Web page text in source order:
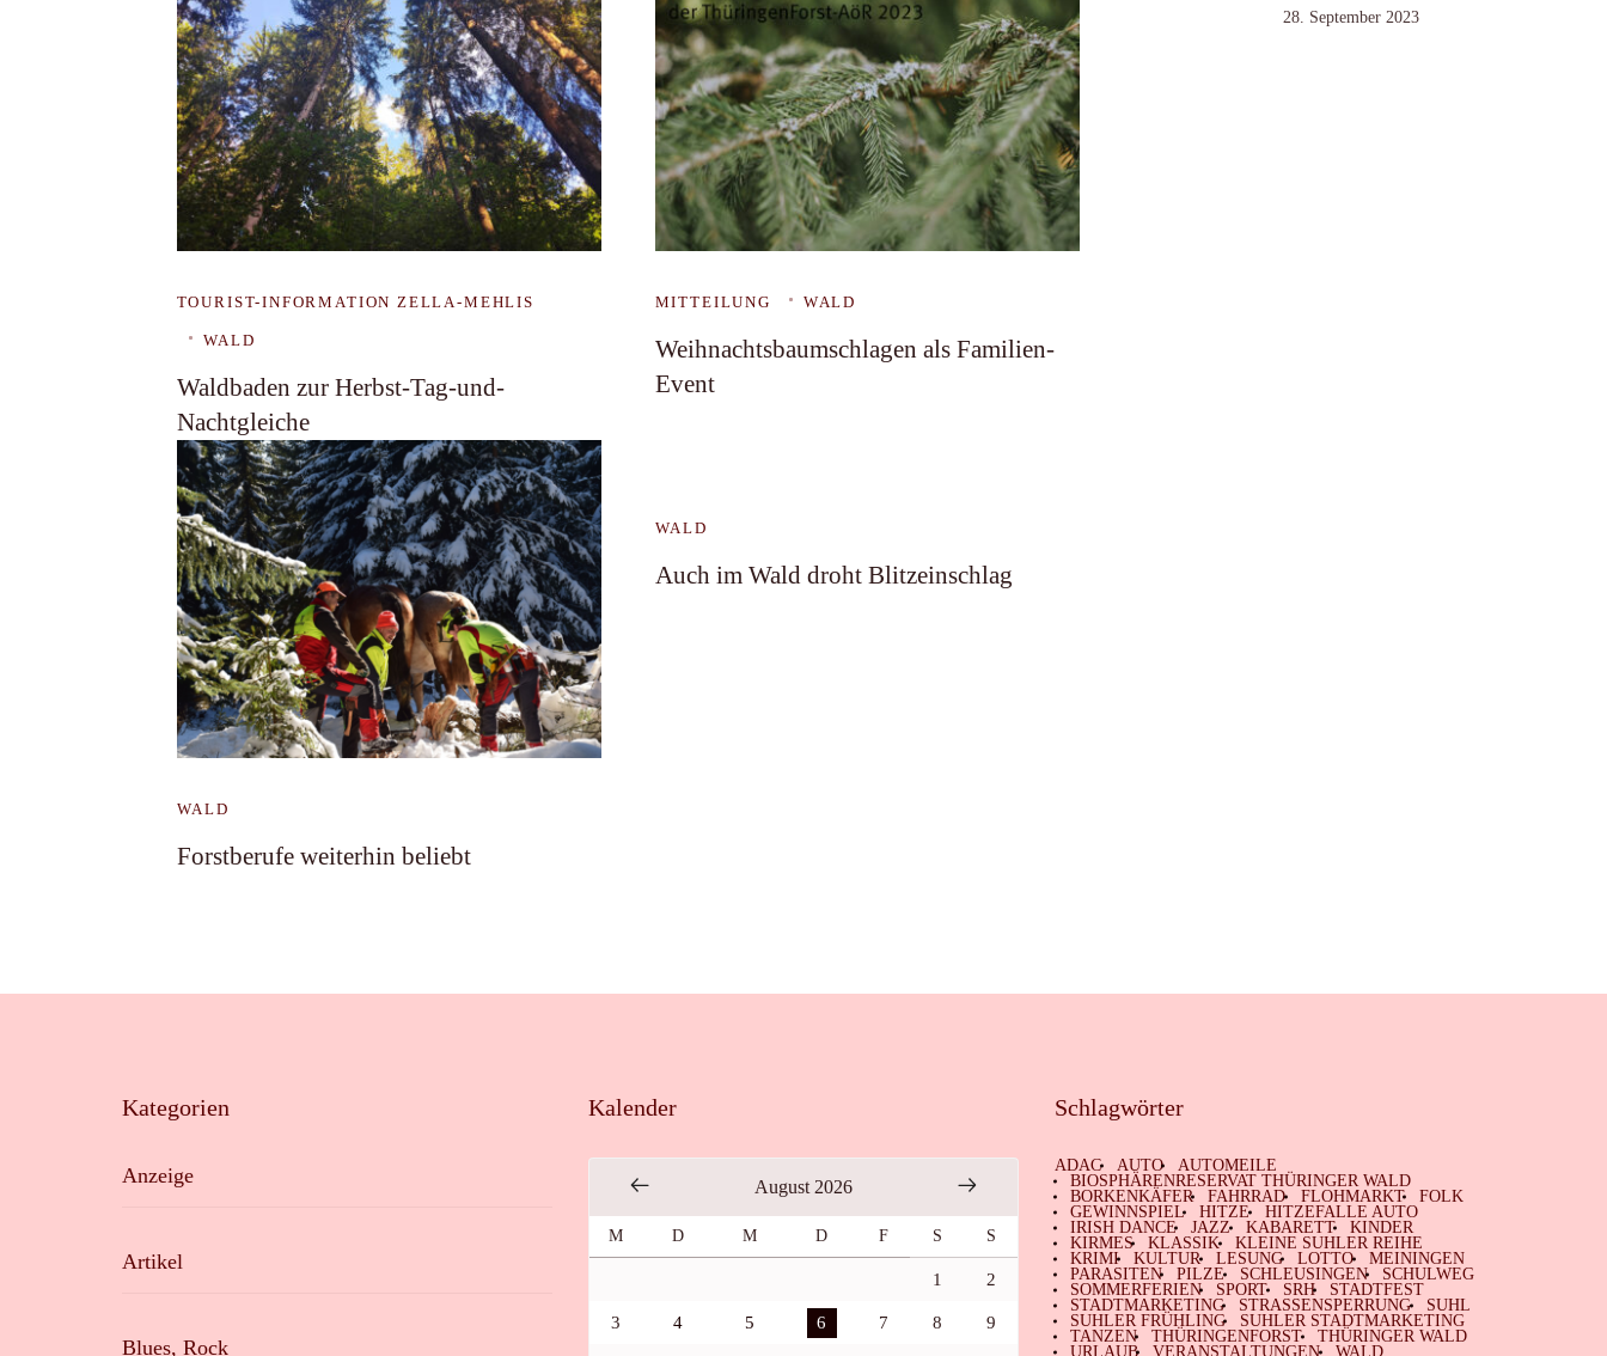
TOURIST-INFORMATION ZELLA-MEHLIS
WALD
Waldbaden zur Herbst-Tag-und-
Nachtgleiche
MITTEILUNG WALD
Weihnachtsbaumschlagen als Familien-
Event
WALD
Forstberufe weiterhin beliebt
WALD
Auch im Wald droht Blitzeinschlag
28. September 2023
Kategorien
Anzeige
Artikel
Blues, Rock
Kalender
August 2026
M D M D F S S
1 2
3 4 5 6 7 8 9
Schlagwörter
ADAC AUTO
AUTOMEILE
BIOSPHÄRENRESERVAT THÜRINGER WALD
BORKENKÄFER
FAHRRAD FLOHMARKT
FOLK
GEWINNSPIEL
HITZE
HITZEFALLE AUTO
IRISH DANCE
JAZZ KABARETT
KINDER
KIRMES
KLASSIK
KLEINE SUHLER REIHE
KRIMI
KULTUR LESUNG LOTTO
MEININGEN
PARASITEN
PILZE SCHLEUSINGEN
SCHULWEG
SOMMERFERIEN
SPORT SRH
STADTFEST
STADTMARKETING
STRASSENSPERRUNG
SUHL
SUHLER FRÜHLING
SUHLER STADTMARKETING
TANZEN
THÜRINGENFORST
THÜRINGER WALD
URLAUB
VERANSTALTUNGEN WALD